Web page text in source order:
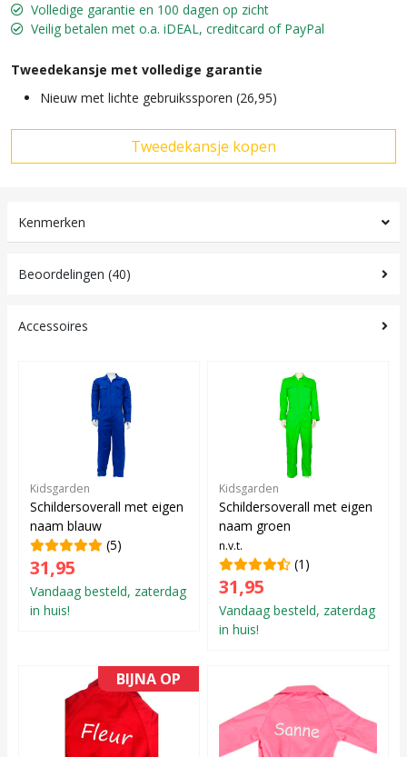
Volledige garantie en 100 dagen op zicht
Veilig betalen met o.a. iDEAL, creditcard of PayPal
Tweedekansje met volledige garantie
Nieuw met lichte gebruikssporen (26,95)
Kenmerken
Beoordelingen (40)
Accessoires
Kidsgarden
Schildersoverall met eigen
naam blauw
(5)
31,95
Vandaag besteld, zaterdag
in huis!
Kidsgarden
Schildersoverall met eigen
naam groen
n.v.t.
(1)
31,95
Vandaag besteld, zaterdag
in huis!
BIJNA OP